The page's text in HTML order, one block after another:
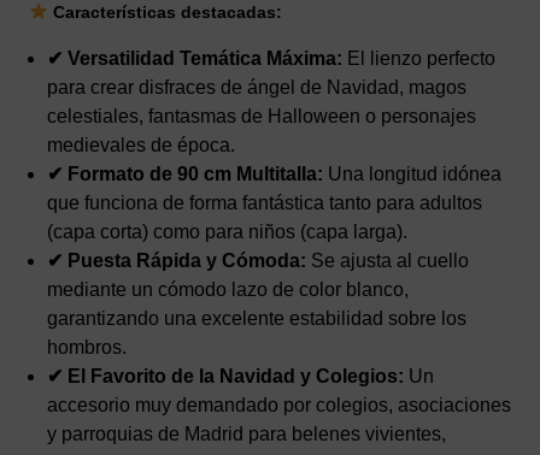
Características destacadas:
✔ Versatilidad Temática Máxima: El lienzo perfecto
para crear disfraces de ángel de Navidad, magos
celestiales, fantasmas de Halloween o personajes
medievales de época.
✔ Formato de 90 cm Multitalla: Una longitud idónea
que funciona de forma fantástica tanto para adultos
(capa corta) como para niños (capa larga).
✔ Puesta Rápida y Cómoda: Se ajusta al cuello
mediante un cómodo lazo de color blanco,
garantizando una excelente estabilidad sobre los
hombros.
✔ El Favorito de la Navidad y Colegios: Un
accesorio muy demandado por colegios, asociaciones
y parroquias de Madrid para belenes vivientes,